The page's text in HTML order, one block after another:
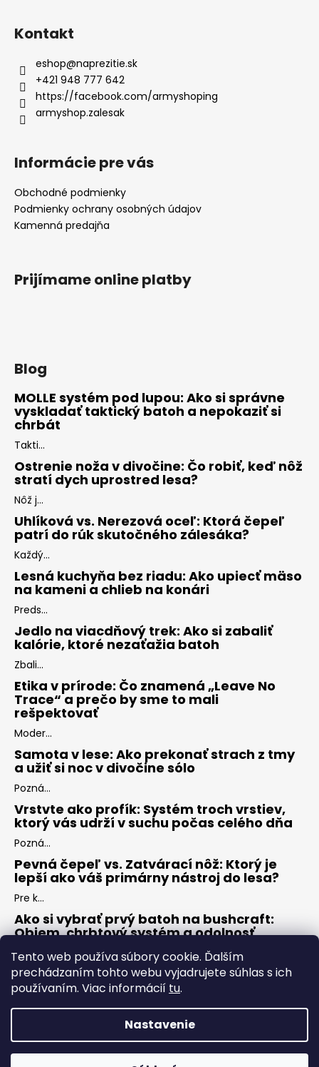
Tento web používa súbory cookie. Ďalším
prechádzaním tohto webu vyjadrujete súhlas s ich
používaním. Viac informácií tu.
Nastavenie
Kontakt
eshop@naprezitie.sk
+421 948 777 642
https://facebook.com/armyshoping
armyshop.zalesak
Informácie pre vás
Obchodné podmienky
Podmienky ochrany osobných údajov
Kamenná predajňa
Prijímame online platby
Blog
MOLLE systém pod lupou: Ako si správne
vyskladať taktický batoh a nepokaziť si
chrbát
Takti...
Ostrenie noža v divočine: Čo robiť, keď nôž
stratí dych uprostred lesa?
Nôž j...
Uhlíková vs. Nerezová oceľ: Ktorá čepeľ
patrí do rúk skutočného zálesáka?
Každý...
Lesná kuchyňa bez riadu: Ako upiecť mäso
na kameni a chlieb na konári
Preds...
Jedlo na viacdňový trek: Ako si zabaliť
kalórie, ktoré nezaťažia batoh
Zbali...
Etika v prírode: Čo znamená „Leave No
Trace“ a prečo by sme to mali
rešpektovať
Moder...
Samota v lese: Ako prekonať strach z tmy
a užiť si noc v divočine sólo
Pozná...
Vrstvte ako profík: Systém troch vrstiev,
ktorý vás udrží v suchu počas celého dňa
Pozná...
Pevná čepeľ vs. Zatvárací nôž: Ktorý je
lepší ako váš primárny nástroj do lesa?
Pre k...
Ako si vybrať prvý batoh na bushcraft:
Objem, chrbtový systém a odolnosť
Keď s...
ARCHÍV
Copyright 2026ZÁLESÁK. Všetky práva vyhradené.Upraviť